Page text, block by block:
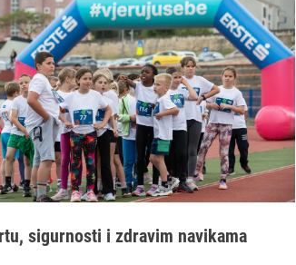
sigurnosti i zdravim navikama